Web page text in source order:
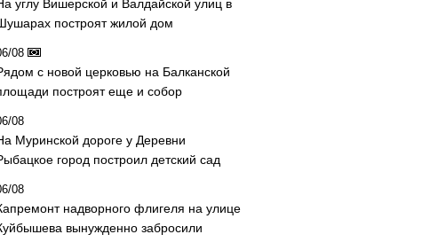
углу Вишерской и Валдайской улиц в
построят жилой дом
08
с новой церковью на Балканской
построят еще и собор
08
Муринской дороге у Деревни
город построил детский сад
08
надворного флигеля на улице
вынужденно забросили